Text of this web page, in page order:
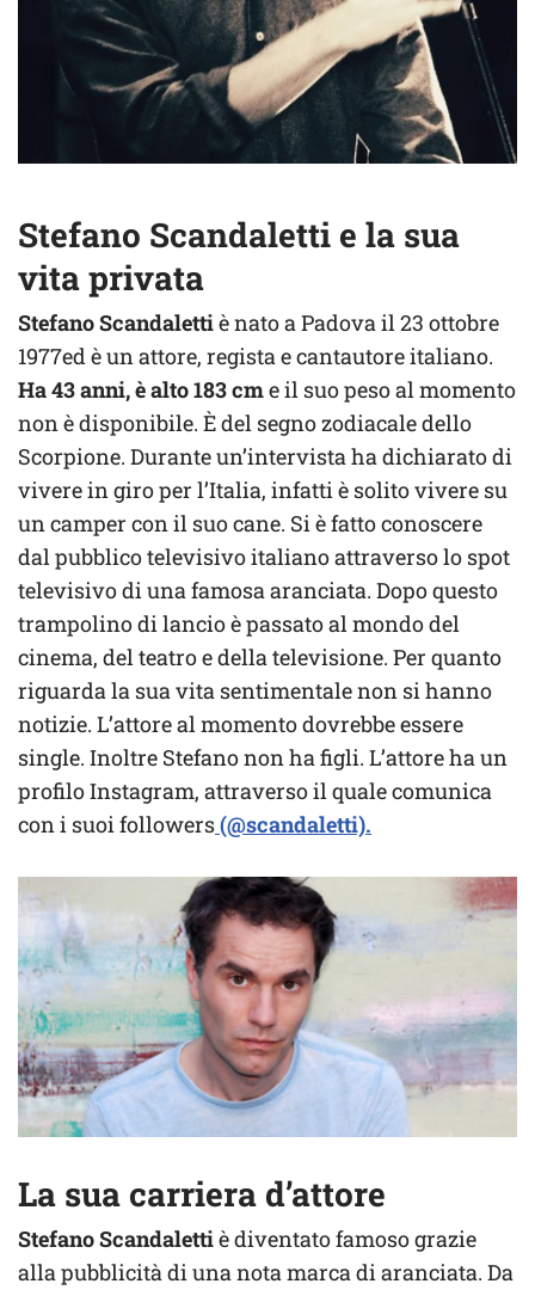
Stefano Scandaletti e la sua
vita privata
Stefano Scandalettiè nato a Padova il 23 ottobre
1977ed è un attore, regista e cantautore italiano.
Ha 43 anni, è alto 183 cme il suo peso al momento
non è disponibile. È del segno zodiacale dello
Scorpione. Durante un’intervista ha dichiarato di
vivere in giro per l’Italia, infatti è solito vivere su
un camper con il suo cane. Si è fatto conoscere
dal pubblico televisivo italiano attraverso lo spot
televisivo di una famosa aranciata. Dopo questo
trampolino di lancio è passato al mondo del
cinema, del teatro e della televisione. Per quanto
riguarda la sua vita sentimentale non si hanno
notizie. L’attore al momento dovrebbe essere
single. Inoltre Stefano non ha figli. L’attore ha un
profilo Instagram, attraverso il quale comunica
con i suoi followers(@scandaletti).
La sua carriera d’attore
Stefano Scandalettiè diventato famoso grazie
alla pubblicità di una nota marca di aranciata. Da